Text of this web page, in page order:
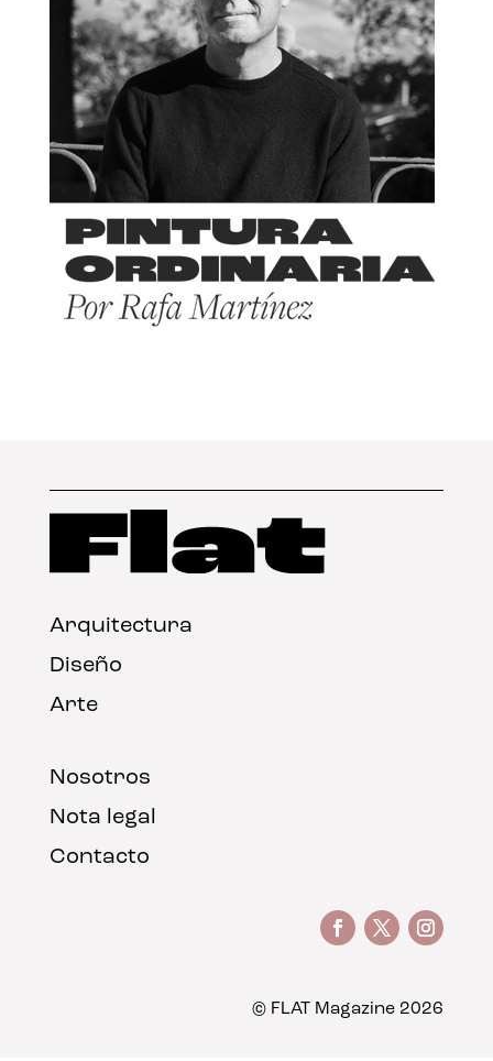
Arquitectura
Diseño
Arte
Nosotros
Nota legal
Contacto
© FLAT Magazine 2026